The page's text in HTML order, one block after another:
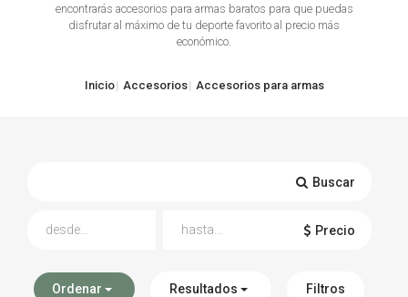
TIRO Y COMPETICIÓN
OTRAS ARMAS
encontrarás accesorios para armas baratos para que puedas
disfrutar al máximo de tu deporte favorito al precio más
económico.
Inicio Accesorios Accesorios para armas
Buscar
Precio
Ordenar Resultados Filtros